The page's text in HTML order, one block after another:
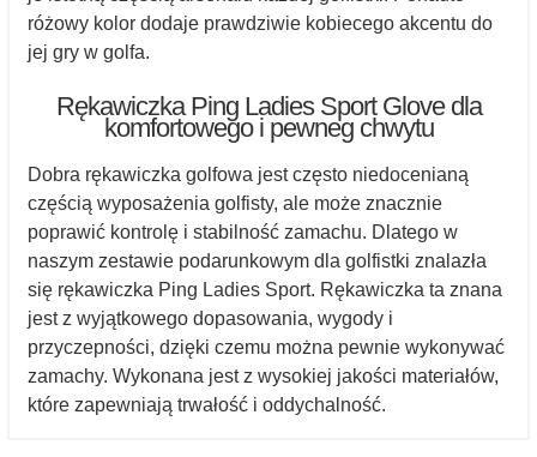
różowy kolor dodaje prawdziwie kobiecego akcentu do
jej gry w golfa.
Rękawiczka Ping Ladies Sport Glove dla
komfortowego i pewneg chwytu
Dobra rękawiczka golfowa jest często niedocenianą
częścią wyposażenia golfisty, ale może znacznie
poprawić kontrolę i stabilność zamachu. Dlatego w
naszym zestawie podarunkowym dla golfistki znalazła
się rękawiczka Ping Ladies Sport. Rękawiczka ta znana
jest z wyjątkowego dopasowania, wygody i
przyczepności, dzięki czemu można pewnie wykonywać
zamachy. Wykonana jest z wysokiej jakości materiałów,
które zapewniają trwałość i oddychalność.